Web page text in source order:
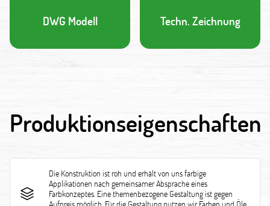
DWG Modell Techn. Zeichnung
Produktionseigenschaften
Die Konstruktion ist roh und erhält von uns farbige
Applikationen nach gemeinsamer Absprache eines
Farbkonzeptes. Eine themenbezogene Gestaltung ist gegen